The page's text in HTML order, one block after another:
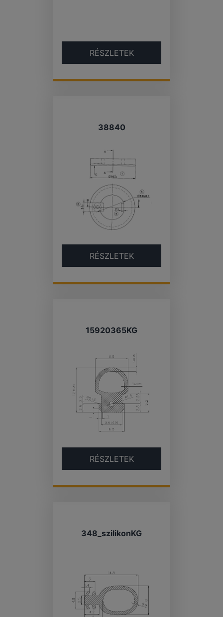
RÉSZLETEK
38840
RÉSZLETEK
15920365KG
RÉSZLETEK
348_szilikonKG